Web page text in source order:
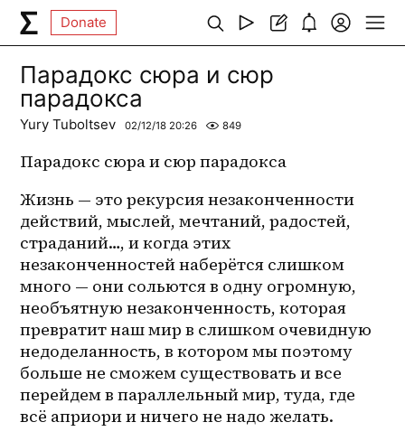
Donate
Парадокс сюра и сюр
парадокса
Yury Tuboltsev 02/12/18 20:26 849
Парадокс сюра и сюр парадокса
Жизнь — это рекурсия незаконченности
действий, мыслей, мечтаний, радостей,
страданий…, и когда этих
незаконченностей наберётся слишком
много — они сольются в одну огромную,
необъятную незаконченность, которая
превратит наш мир в слишком очевидную
недоделанность, в котором мы поэтому
больше не сможем существовать и все
перейдем в параллельный мир, туда, где
всё априори и ничего не надо желать.